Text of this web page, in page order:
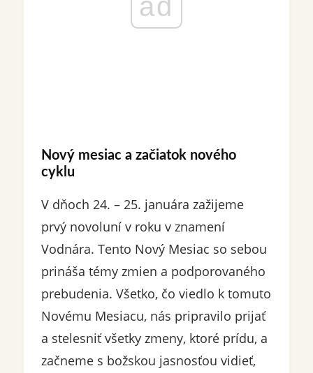
Nový mesiac a začiatok nového
cyklu
V dňoch 24. – 25. januára zažijeme
prvý novoluní v roku v znamení
Vodnára. Tento Nový Mesiac so sebou
prináša témy zmien a podporovaného
prebudenia. Všetko, čo viedlo k tomuto
Novému Mesiacu, nás pripravilo prijať
a stelesniť všetky zmeny, ktoré prídu, a
začneme s božskou jasnosťou vidieť,